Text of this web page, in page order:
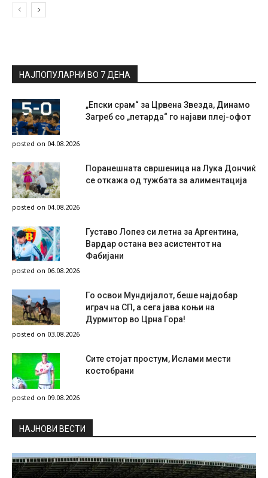
НАЈПОПУЛАРНИ ВО 7 ДЕНА
„Епски срам“ за Црвена Звезда, Динамо
Загреб со „петарда“ го најави плеј-офот
posted on 04.08.2026
Поранешната свршеница на Лука Дончиќ
се откажа од тужбата за алиментација
posted on 04.08.2026
Густаво Лопез си летна за Аргентина,
Вардар остана вез асистентот на
Фабијани
posted on 06.08.2026
Го освои Мундијалот, беше најдобар
играч на СП, а сега јава коњи на
Дурмитор во Црна Гора!
posted on 03.08.2026
Сите стојат простум, Ислами мести
костобрани
posted on 09.08.2026
НAЈНОВИ ВЕСТИ